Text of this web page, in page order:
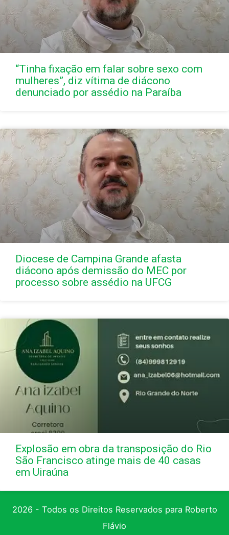
“Tinha fixação em falar sobre sexo com
mulheres”, diz vítima de diácono
denunciado por assédio na Paraíba
Diocese de Campina Grande afasta
diácono após demissão do MEC por
processo sobre assédio na UFCG
Explosão em obra da transposição do Rio
São Francisco atinge mais de 40 casas
em Uiraúna
2026 - Todos os Direitos Reservados para Roberto
Flávio